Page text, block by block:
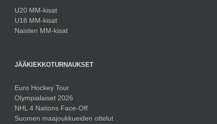
U20 MM-kisat
U18 MM-kisat
Naisten MM-kisat
JÄÄKIEKKOTURNAUKSET
Euro Hockey Tour
Olympialaiset 2026
NHL 4 Nations Face-Off
Suomen maajoukkueiden ottelut